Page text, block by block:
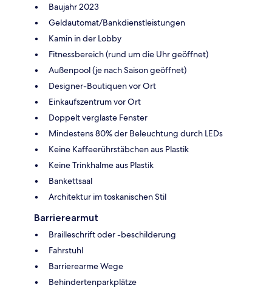
Baujahr 2023
Geldautomat/Bankdienstleistungen
Kamin in der Lobby
Fitnessbereich (rund um die Uhr geöffnet)
Außenpool (je nach Saison geöffnet)
Designer-Boutiquen vor Ort
Einkaufszentrum vor Ort
Doppelt verglaste Fenster
Mindestens 80% der Beleuchtung durch LEDs
Keine Kaffeerührstäbchen aus Plastik
Keine Trinkhalme aus Plastik
Bankettsaal
Architektur im toskanischen Stil
Barrierearmut
Brailleschrift oder -beschilderung
Fahrstuhl
Barrierearme Wege
Behindertenparkplätze